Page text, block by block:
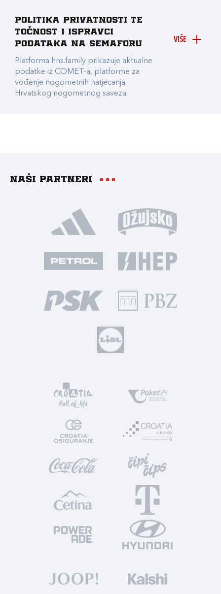
VIŠE
Politika privatnosti te
točnost i ispravci
podataka na Semaforu
Platforma hns.family prikazuje aktualne
podatke iz COMET-a, platforme za
vođenje nogometnih natjecanja
Hrvatskog nogometnog saveza.
Naši partneri